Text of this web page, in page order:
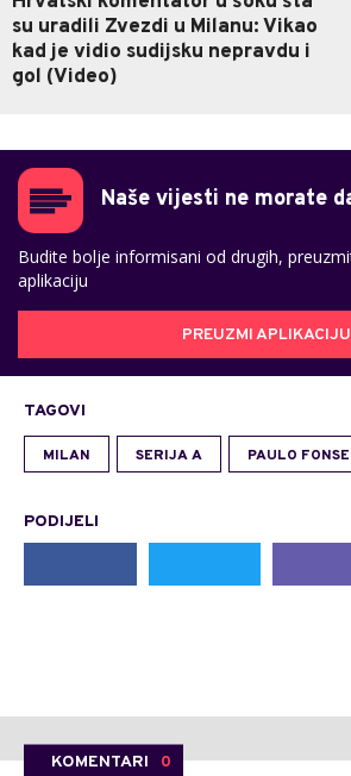
su uradili Zvezdi u Milanu: Vikao
kad je vidio sudijsku nepravdu i
gol (Video)
Naše vijesti ne morate
Budite bolje informisani od drugih,
aplikaciju
PREUZMI APLIKACIJU
TAGOVI
MILAN SERIJA A PAULO
PODIJELI
KOMENTARI 0